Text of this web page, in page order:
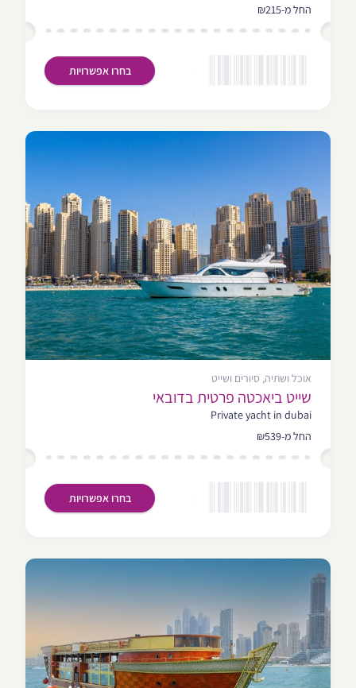
החל מ-₪215
בחרו אפשרויות
אוכל ושתיה, סיורים ושייט
שייט ביאכטה פרטית בדובאי
Private yacht in dubai
החל מ-₪539
בחרו אפשרויות